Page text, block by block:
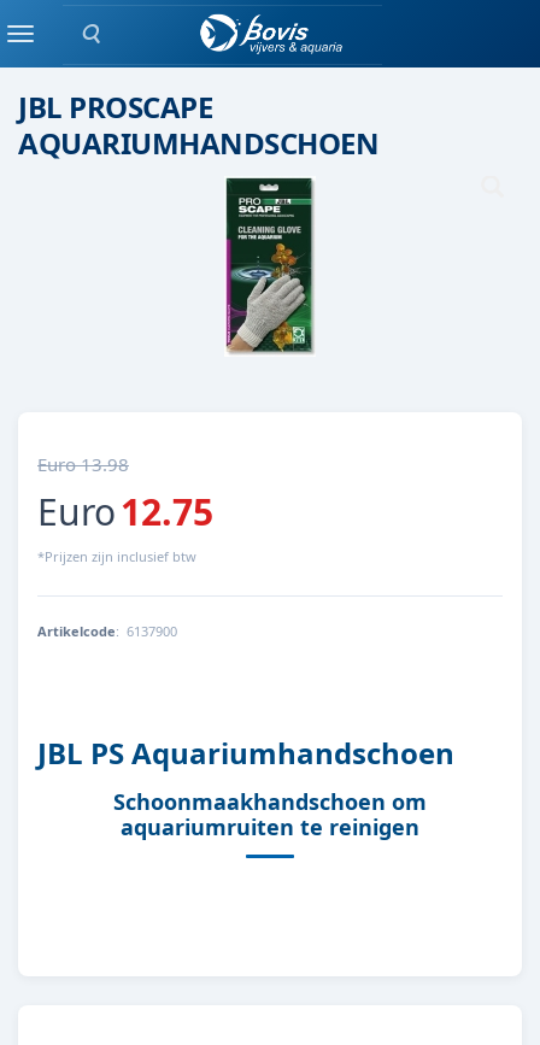
Zoeken
MenuREINIGING
JBL PROSCAPE
AQUARIUMHANDSCHOEN
Euro 13.98
Euro12.75
*Prijzen zijn inclusief btw
Artikelcode: 6137900
JBL PS Aquariumhandschoen
Schoonmaakhandschoen om
aquariumruiten te reinigen